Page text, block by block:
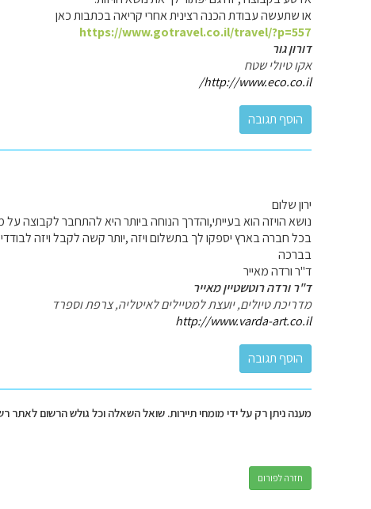
או שתעשה עבודת הכנה רצינית אחרי קריאה בכתבות כאן
https://www.gotravel.co.il/travel/?p=557
דורון גור
אקו טיולי שטח
http://www.eco.co.il/
ירון שלום
נושא הויזה הוא בעייתי,והדרך הנוחה ביותר היא להתחבר
בכל חברה בארץ יספקו לך בתשלום ויזה ,יותר קשה לקבל ויזה
בברכה
ד"ר ורדה מאייר
ד"ר ורדה רוטשטיין מאייר
מדריכת טיולים, יועצת למטיילים לאיטליה, צרפת וספרד
http://www.varda-art.co.il
מענה ניתן רק על ידי מומחי תיירות. שואל השאלה וכל גולש הרשום לאתר
חזרה לפורום